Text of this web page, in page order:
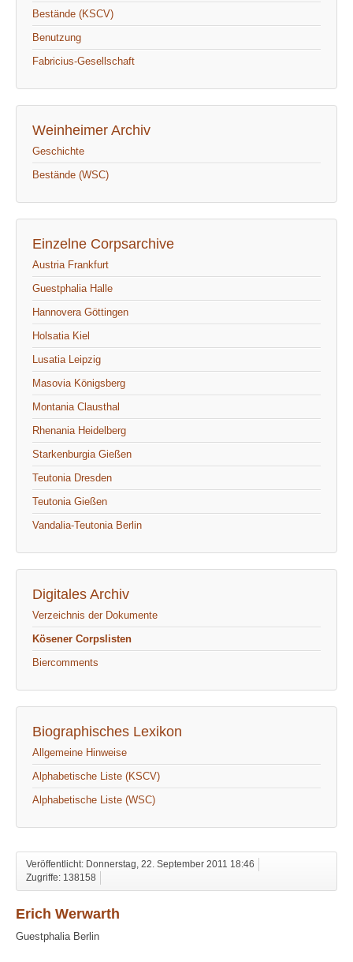
Bestände (KSCV)
Benutzung
Fabricius-Gesellschaft
Weinheimer Archiv
Geschichte
Bestände (WSC)
Einzelne Corpsarchive
Austria Frankfurt
Guestphalia Halle
Hannovera Göttingen
Holsatia Kiel
Lusatia Leipzig
Masovia Königsberg
Montania Clausthal
Rhenania Heidelberg
Starkenburgia Gießen
Teutonia Dresden
Teutonia Gießen
Vandalia-Teutonia Berlin
Digitales Archiv
Verzeichnis der Dokumente
Kösener Corpslisten
Biercomments
Biographisches Lexikon
Allgemeine Hinweise
Alphabetische Liste (KSCV)
Alphabetische Liste (WSC)
Veröffentlicht: Donnerstag, 22. September 2011 18:46
Zugriffe: 138158
Erich Werwarth
Guestphalia Berlin